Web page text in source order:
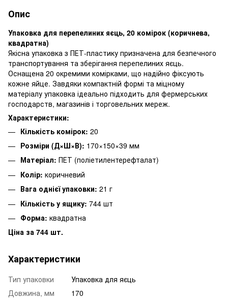
Опис
Упаковка для перепелиних яєць, 20 комірок (коричнева,
квадратна)
Якісна упаковка з ПЕТ-пластику призначена для безпечного
транспортування та зберігання перепелиних яєць.
Оснащена 20 окремими комірками, що надійно фіксують
кожне яйце. Завдяки компактній формі та міцному
матеріалу упаковка ідеально підходить для фермерських
господарств, магазинів і торговельних мереж.
Характеристики:
Кількість комірок: 20
Розміри (Д×Ш×В): 170×150×39 мм
Матеріал: ПЕТ (поліетилентерефталат)
Колір: коричневий
Вага однієї упаковки: 21 г
Кількість у ящику: 744 шт
Форма: квадратна
Ціна за 744 шт.
Характеристики
Тип упаковки
Упаковка для яєць
Довжина, мм
170